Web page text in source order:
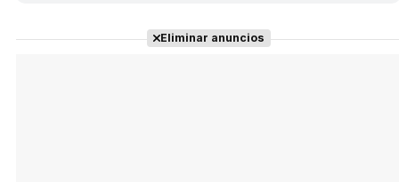
Eliminar anuncios